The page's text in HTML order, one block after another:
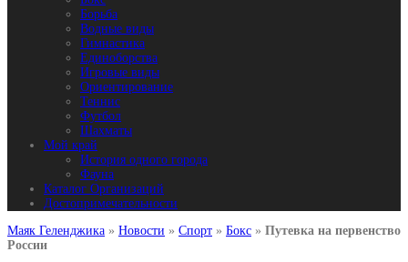
Борьба
Водные виды
Гимнастика
Единоборства
Игровые виды
Ориентирование
Теннис
Футбол
Шахматы
Мой край
История одного города
Фауна
Каталог Организаций
Достопримечательности
Маяк Геленджика » Новости » Спорт » Бокс » Путевка на первенство
России